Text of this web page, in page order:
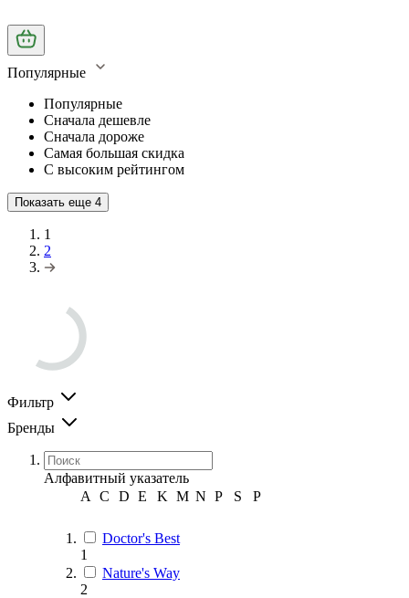
Популярные
Популярные
Сначала дешевле
Сначала дороже
Самая большая скидка
С высоким рейтингом
Показать еще 4
1
2
Фильтр
Бренды
Алфавитный указатель
A
C D E K M N P S Р
Doctor's Best
1
Nature's Way
2